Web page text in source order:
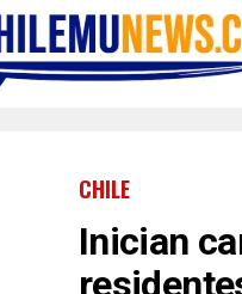
CHILE
Inician